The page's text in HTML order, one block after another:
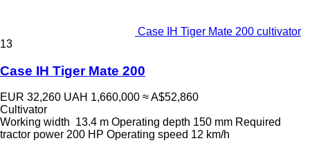
Case IH Tiger Mate 200 cultivator
13
Case IH Tiger Mate 200
EUR 32,260 UAH 1,660,000 ≈ A$52,860
Cultivator
Working width 13.4 m Operating depth 150 mm Required
tractor power 200 HP Operating speed 12 km/h